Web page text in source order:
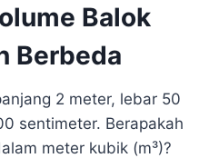
Balok
Berbeda
2 meter, lebar 50
sentimeter. Berapakah
meter kubik (m³)?